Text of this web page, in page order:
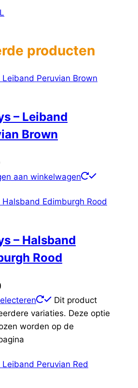
producten
– Leiband
Brown
aan winkelwagen
– Halsband
Rood
Dit product
variaties. Deze optie
worden op de